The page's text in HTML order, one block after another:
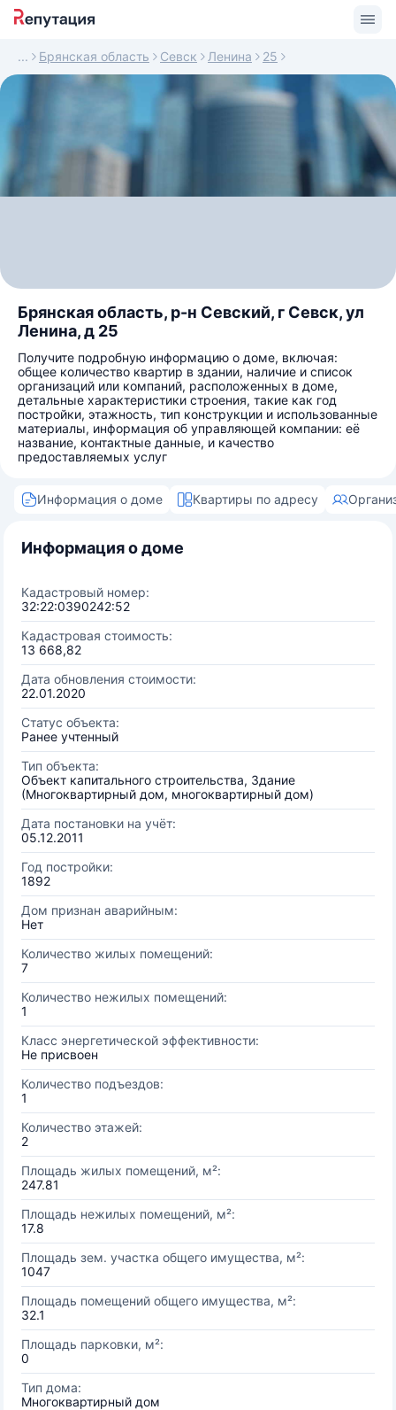
Брянская область Севск Ленина 25
Брянская область, р-н Севский, г Севск, ул
Ленина, д 25
Получите подробную информацию о доме, включая:
общее количество квартир в здании, наличие и список
организаций или компаний, расположенных в доме,
детальные характеристики строения, такие как год
постройки, этажность, тип конструкции и использованные
материалы, информация об управляющей компании: её
название, контактные данные, и качество
предоставляемых услуг
Информация о доме Квартиры по адресу
Информация о доме
Кадастровый номер:
32:22:0390242:52
Кадастровая стоимость:
13 668,82
Дата обновления стоимости:
22.01.2020
Статус объекта:
Ранее учтенный
Тип объекта:
Объект капитального строительства, Здание
(Многоквартирный дом, многоквартирный дом)
Дата постановки на учёт:
05.12.2011
Год постройки:
1892
Дом признан аварийным:
Нет
Количество жилых помещений:
7
Количество нежилых помещений:
1
Класс энергетической эффективности:
Не присвоен
Количество подъездов:
1
Количество этажей:
2
Площадь жилых помещений, м²:
247.81
Площадь нежилых помещений, м²:
17.8
Площадь зем. участка общего имущества, м²:
1047
Площадь помещений общего имущества, м²:
32.1
Площадь парковки, м²:
0
Тип дома:
Многоквартирный дом